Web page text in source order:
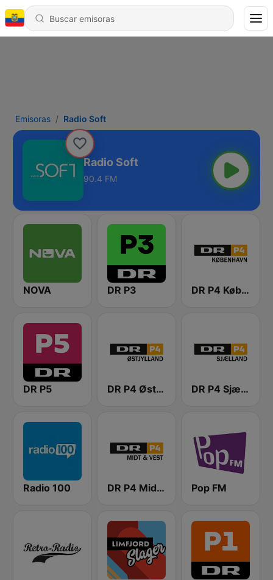
Emisoras Radio Soft
Radio Soft
90.4 FM
NOVA DR P3 DR P4 København
DR P5 DR P4 Østjyllands DR P4 Sjælland
Radio 100 DR P4 Midt & Vest Pop FM